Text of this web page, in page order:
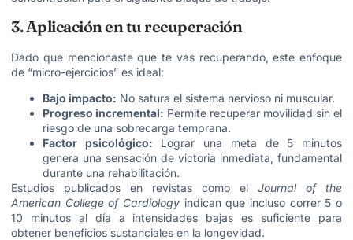
3. Aplicación en tu recuperación
Dado que mencionaste que te vas recuperando, este enfoque
de “micro-ejercicios” es ideal:
Bajo impacto: No satura el sistema nervioso ni muscular.
Progreso incremental: Permite recuperar movilidad sin el
riesgo de una sobrecarga temprana.
Factor psicológico: Lograr una meta de 5 minutos
genera una sensación de victoria inmediata, fundamental
durante una rehabilitación.
Estudios publicados en revistas como el Journal of the
American College of Cardiology indican que incluso correr 5 o
10 minutos al día a intensidades bajas es suficiente para
obtener beneficios sustanciales en la longevidad.